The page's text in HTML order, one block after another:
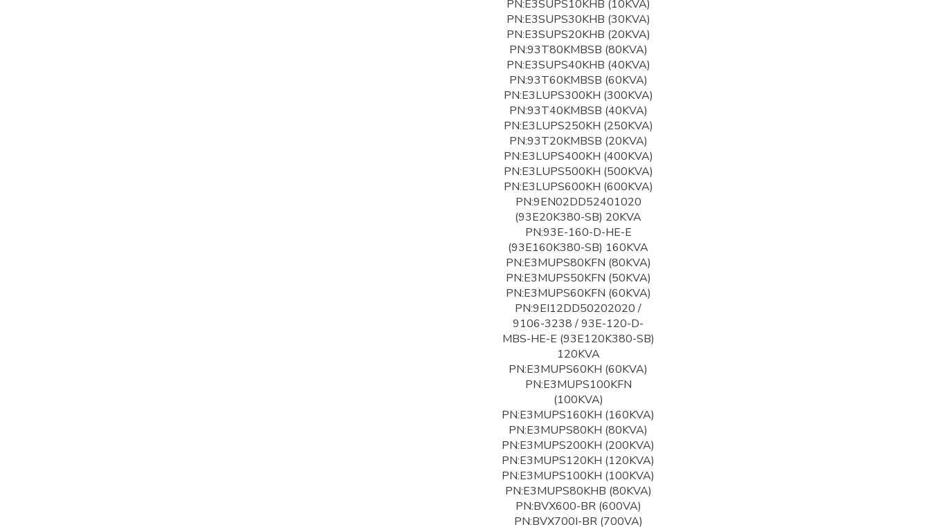
PN:E3SUPS10KHB (10KVA)
PN:E3SUPS30KHB (30KVA)
PN:E3SUPS20KHB (20KVA)
PN:93T80KMBSB (80KVA)
PN:E3SUPS40KHB (40KVA)
PN:93T60KMBSB (60KVA)
PN:E3LUPS300KH (300KVA)
PN:93T40KMBSB (40KVA)
PN:E3LUPS250KH (250KVA)
PN:93T20KMBSB (20KVA)
PN:E3LUPS400KH (400KVA)
PN:E3LUPS500KH (500KVA)
PN:E3LUPS600KH (600KVA)
PN:9EN02DD52401020
(93E20K380-SB) 20KVA
PN:93E-160-D-HE-E
(93E160K380-SB) 160KVA
PN:E3MUPS80KFN (80KVA)
PN:E3MUPS50KFN (50KVA)
PN:E3MUPS60KFN (60KVA)
PN:9EI12DD50202020 /
9106-3238 / 93E-120-D-
MBS-HE-E (93E120K380-SB)
120KVA
PN:E3MUPS60KH (60KVA)
PN:E3MUPS100KFN
(100KVA)
PN:E3MUPS160KH (160KVA)
PN:E3MUPS80KH (80KVA)
PN:E3MUPS200KH (200KVA)
PN:E3MUPS120KH (120KVA)
PN:E3MUPS100KH (100KVA)
PN:E3MUPS80KHB (80KVA)
PN:BVX600-BR (600VA)
PN:BVX700I-BR (700VA)